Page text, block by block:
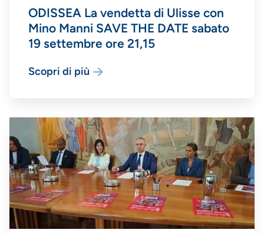
ODISSEA La vendetta di Ulisse con
Mino Manni SAVE THE DATE sabato
19 settembre ore 21,15
Scopri di più